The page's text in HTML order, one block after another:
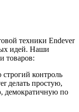
техники Endever
идей. Наши
товаров:
строгий контроль
делать простую,
демократичную по